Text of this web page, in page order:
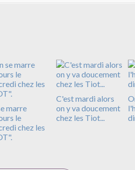
marre
le
chez les
C'est mardi alors
on y va doucement
chez les Tiot...